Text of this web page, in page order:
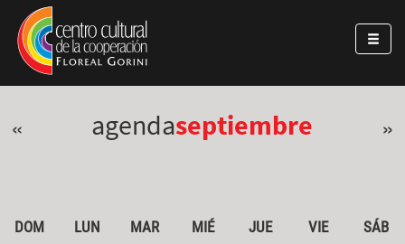
Pasar al contenido principal
Jump to main content
« agendaseptiembre »
DOM LUN MAR MIÉ JUE VIE
SÁB